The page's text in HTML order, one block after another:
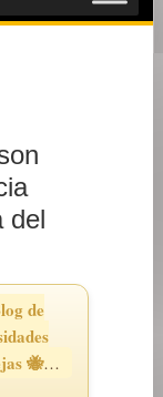
del
de
🐝